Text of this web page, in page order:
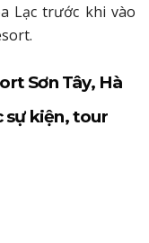
Lạc trước khi vào
Sơn Tây, Hà
sự kiện, tour